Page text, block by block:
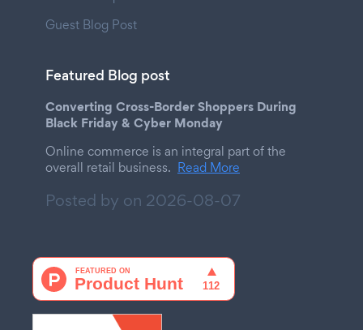
Guest Blog Post
Featured Blog post
Converting Cross-Border Shoppers During
Black Friday & Cyber Monday
Online commerce is an integral part of the
overall retail business. Read More
Posted by on 2026-08-07